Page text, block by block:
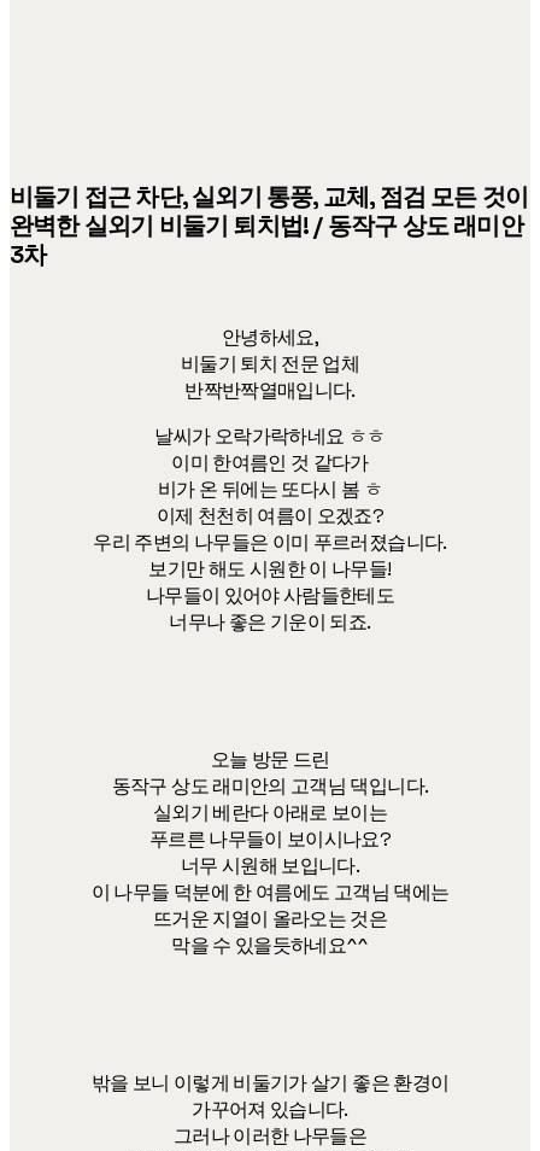
비둘기 접근 차단, 실외기 통풍, 교체, 점검 모든 것이
완벽한 실외기 비둘기 퇴치법! / 동작구 상도 래미안
3차
안녕하세요,
비둘기 퇴치 전문 업체
반짝반짝열매입니다.
날씨가 오락가락하네요 ㅎㅎ
이미 한여름인 것 같다가
비가 온 뒤에는 또다시 봄 ㅎ
이제 천천히 여름이 오겠죠?
우리 주변의 나무들은 이미 푸르러졌습니다.
보기만 해도 시원한 이 나무들!
나무들이 있어야 사람들한테도
너무나 좋은 기운이 되죠.
오늘 방문 드린
동작구 상도 래미안의 고객님 댁입니다.
실외기 베란다 아래로 보이는
푸르른 나무들이 보이시나요?
너무 시원해 보입니다.
이 나무들 덕분에 한 여름에도 고객님 댁에는
뜨거운 지열이 올라오는 것은
막을 수 있을듯하네요^^
밖을 보니 이렇게 비둘기가 살기 좋은 환경이
가꾸어져 있습니다.
그러나 이러한 나무들은